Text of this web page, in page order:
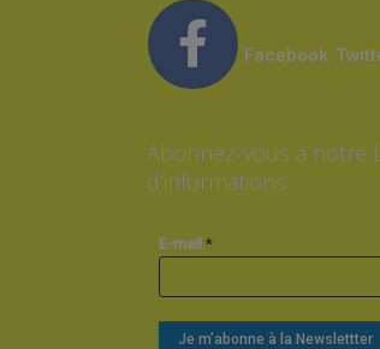
Facebook
Abonnez-vous à notre
d’informations
E-mail *